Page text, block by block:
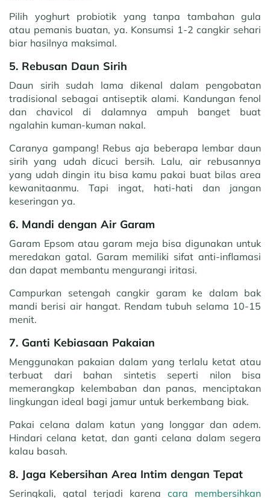
Pilih yoghurt probiotik yang tanpa tambahan gula
atau pemanis buatan, ya. Konsumsi 1-2 cangkir sehari
biar hasilnya maksimal.
5. Rebusan Daun Sirih
Daun sirih sudah lama dikenal dalam pengobatan
tradisional sebagai antiseptik alami. Kandungan fenol
dan chavicol di dalamnya ampuh banget buat
ngalahin kuman-kuman nakal.
Caranya gampang! Rebus aja beberapa lembar daun
sirih yang udah dicuci bersih. Lalu, air rebusannya
yang udah dingin itu bisa kamu pakai buat bilas area
kewanitaanmu. Tapi ingat, hati-hati dan jangan
keseringan ya.
6. Mandi dengan Air Garam
Garam Epsom atau garam meja bisa digunakan untuk
meredakan gatal. Garam memiliki sifat anti-inflamasi
dan dapat membantu mengurangi iritasi.
Campurkan setengah cangkir garam ke dalam bak
mandi berisi air hangat. Rendam tubuh selama 10-15
menit.
7. Ganti Kebiasaan Pakaian
Menggunakan pakaian dalam yang terlalu ketat atau
terbuat dari bahan sintetis seperti nilon bisa
memerangkap kelembaban dan panas, menciptakan
lingkungan ideal bagi jamur untuk berkembang biak.
Pakai celana dalam katun yang longgar dan adem.
Hindari celana ketat, dan ganti celana dalam segera
kalau basah.
8. Jaga Kebersihan Area Intim dengan Tepat
Seringkali, gatal terjadi karena cara membersihkan